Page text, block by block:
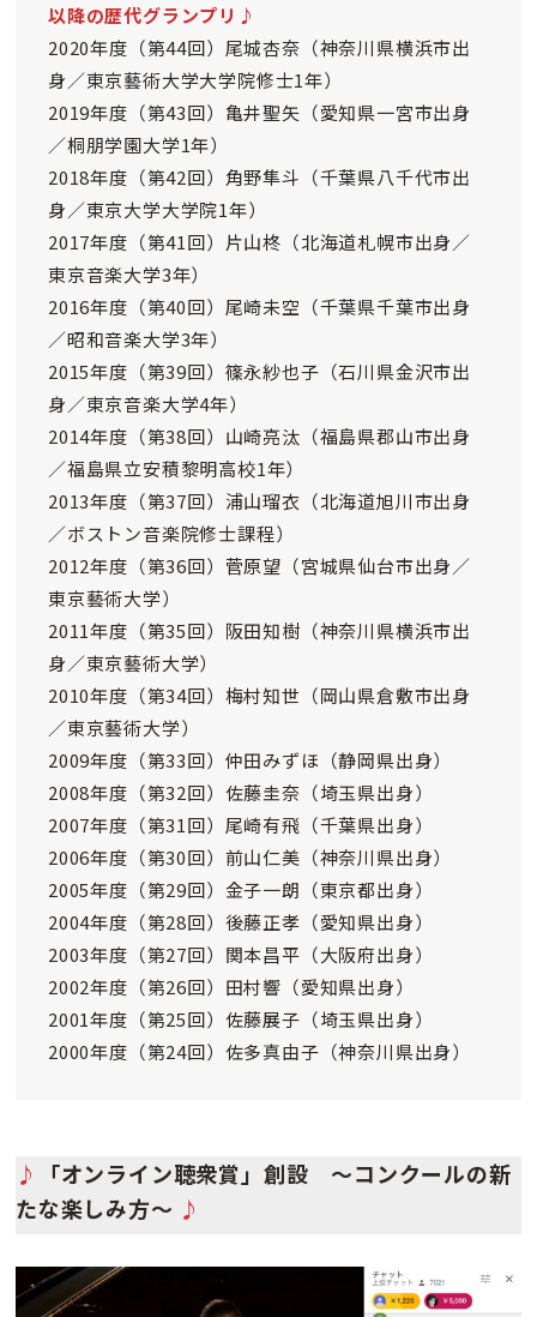
以降の歴代グランプリ ♪
2020年度（第44回）尾城杏奈（神奈川県横浜市出
身／東京藝術大学大学院修士1年）
2019年度（第43回）亀井聖矢（愛知県一宮市出身
／桐朋学園大学1年）
2018年度（第42回）角野隼斗（千葉県八千代市出
身／東京大学大学院1年）
2017年度（第41回）片山柊（北海道札幌市出身／
東京音楽大学3年）
2016年度（第40回）尾崎未空（千葉県千葉市出身
／昭和音楽大学3年）
2015年度（第39回）篠永紗也子（石川県金沢市出
身／東京音楽大学4年）
2014年度（第38回）山崎亮汰（福島県郡山市出身
／福島県立安積黎明高校1年）
2013年度（第37回）浦山瑠衣（北海道旭川市出身
／ボストン音楽院修士課程）
2012年度（第36回）菅原望（宮城県仙台市出身／
東京藝術大学）
2011年度（第35回）阪田知樹（神奈川県横浜市出
身／東京藝術大学）
2010年度（第34回）梅村知世（岡山県倉敷市出身
／東京藝術大学）
2009年度（第33回）仲田みずほ（静岡県出身）
2008年度（第32回）佐藤圭奈（埼玉県出身）
2007年度（第31回）尾崎有飛（千葉県出身）
2006年度（第30回）前山仁美（神奈川県出身）
2005年度（第29回）金子一朗（東京都出身）
2004年度（第28回）後藤正孝（愛知県出身）
2003年度（第27回）関本昌平（大阪府出身）
2002年度（第26回）田村響（愛知県出身）
2001年度（第25回）佐藤展子（埼玉県出身）
2000年度（第24回）佐多真由子（神奈川県出身）
♪
「オンライン聴衆賞」創設 〜コンクールの新
たな楽しみ方〜 ♪